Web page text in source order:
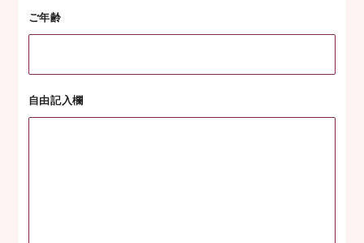
ご年齢
自由記入欄